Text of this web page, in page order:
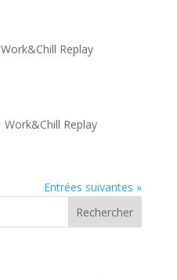
Work&Chill Replay
Work&Chill Replay
Entrées suivantes »
Rechercher